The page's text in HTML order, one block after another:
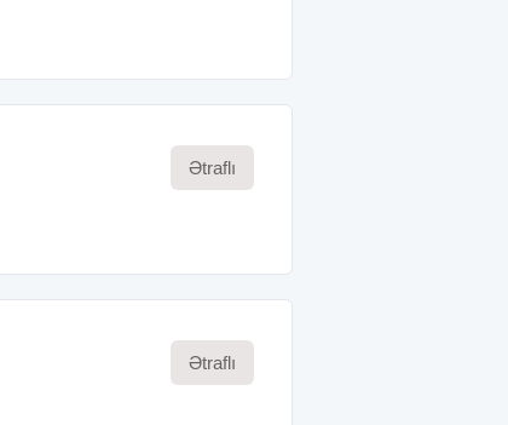
Ətraflı
Ətraflı